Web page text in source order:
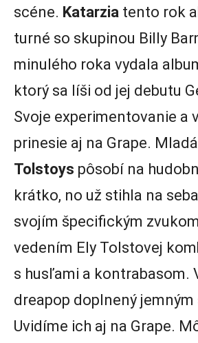
scéne. Katarzia tento rok
turné so skupinou Billy
minulého roka vydala
ktorý sa líši od jej debutu
Svoje experimentovanie a
prinesie aj na Grape.
Tolstoys pôsobí na
krátko, no už stihla na
svojím špecifickým
vedením Ely Tolstovej
s husľami a kontrabasom.
dreapop doplnený jemným
Uvidíme ich aj na Grape.